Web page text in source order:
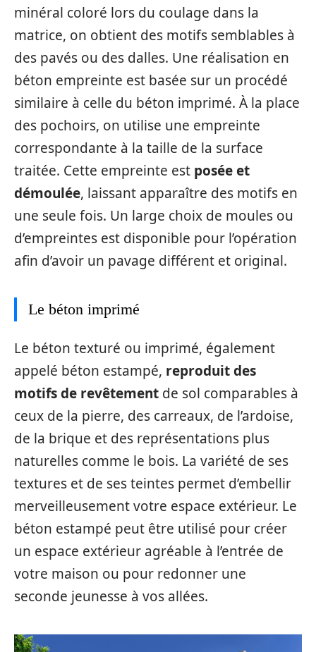
minéral coloré lors du coulage dans la
matrice, on obtient des motifs semblables à
des pavés ou des dalles. Une réalisation en
béton empreinte est basée sur un procédé
similaire à celle du béton imprimé. À la place
des pochoirs, on utilise une empreinte
correspondante à la taille de la surface
traitée. Cette empreinte est posée et
démoulée, laissant apparaître des motifs en
une seule fois. Un large choix de moules ou
d’empreintes est disponible pour l’opération
afin d’avoir un pavage différent et original.
Le béton imprimé
Le béton texturé ou imprimé, également
appelé béton estampé, reproduit des
motifs de revêtement de sol comparables à
ceux de la pierre, des carreaux, de l’ardoise,
de la brique et des représentations plus
naturelles comme le bois. La variété de ses
textures et de ses teintes permet d’embellir
merveilleusement votre espace extérieur. Le
béton estampé peut être utilisé pour créer
un espace extérieur agréable à l’entrée de
votre maison ou pour redonner une
seconde jeunesse à vos allées.